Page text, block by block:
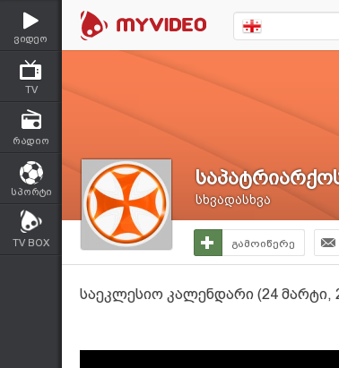
ვიდეო
TV
რადიო
სპორტი
TV BOX
სხვადასხვა
გამოიწერე
საეკლესიო კალენდარი (24 მარტი,